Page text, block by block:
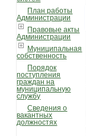
План работы
Администрации
Правовые акты
Администрации
Муниципальная
собственность
Порядок
поступления
граждан на
муниципальную
службу
Сведения о
вакантных
должностях